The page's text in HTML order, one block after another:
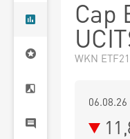
Cap
WKN